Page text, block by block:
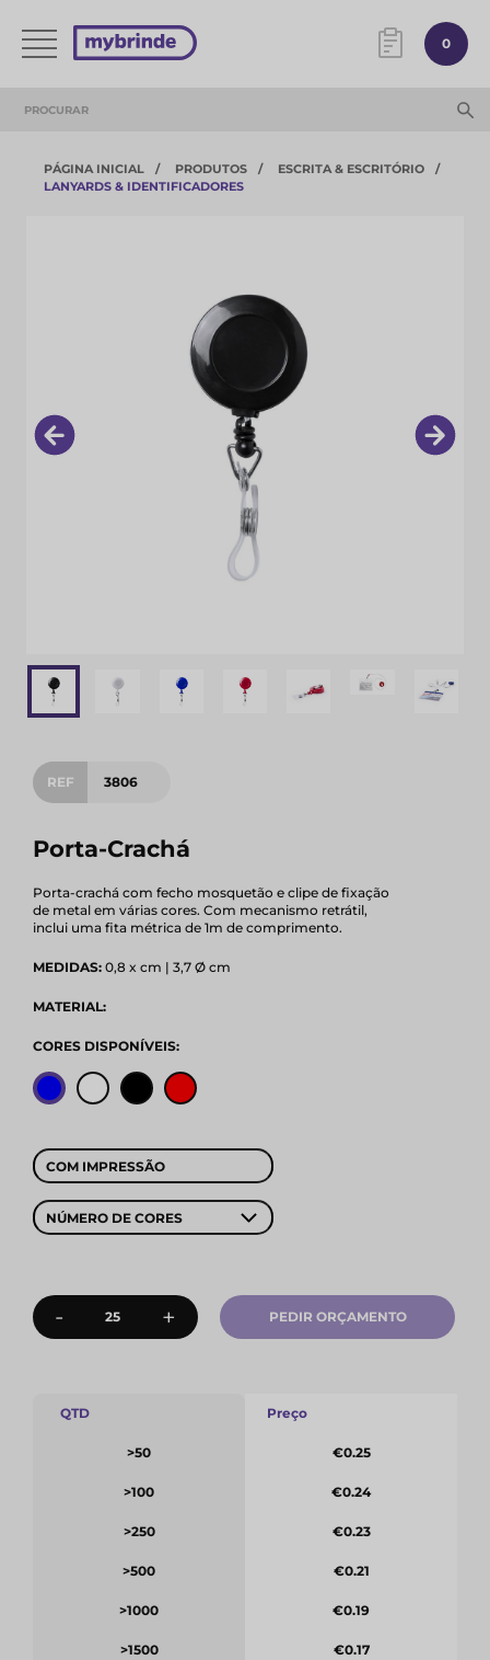
0
PÁGINA INICIAL PRODUTOS
ESCRITA & ESCRITÓRIO
LANYARDS & IDENTIFICADORES
REF 3806
Porta-Crachá
Porta-crachá com fecho mosquetão e clipe de fixação
de metal em várias cores. Com mecanismo retrátil,
inclui uma fita métrica de 1m de comprimento.
MEDIDAS: 0,8 x cm | 3,7 Ø cm
MATERIAL:
CORES DISPONÍVEIS:
COM IMPRESSÃO
NÚMERO DE CORES
- + PEDIR ORÇAMENTO
QTD
>50
>100
>250
>500
>1000
>1500
Preço
€0.25
€0.24
€0.23
€0.21
€0.19
€0.17